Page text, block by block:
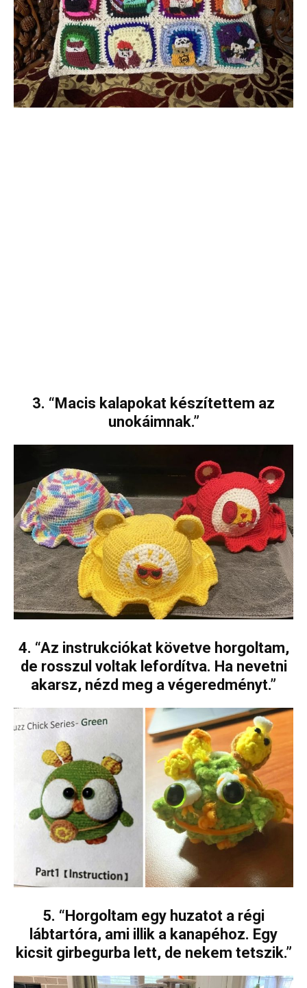
3. “Macis kalapokat készítettem az
unokáimnak.”
4. “Az instrukciókat követve horgoltam,
de rosszul voltak lefordítva. Ha nevetni
akarsz, nézd meg a végeredményt.”
5. “Horgoltam egy huzatot a régi
lábtartóra, ami illik a kanapéhoz. Egy
kicsit girbegurba lett, de nekem tetszik.”